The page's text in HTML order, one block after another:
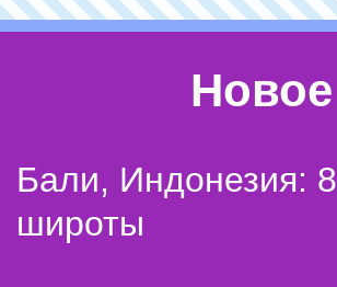
Бали, Индонезия:
широты